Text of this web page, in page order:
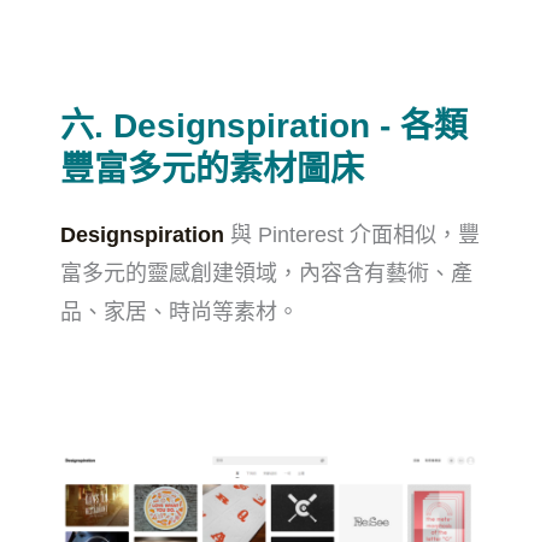
六. Designspiration - 各類
豐富多元的素材圖床
Designspiration 與 Pinterest 介面相似，豐
富多元的靈感創建領域，內容含有藝術、產
品、家居、時尚等素材。